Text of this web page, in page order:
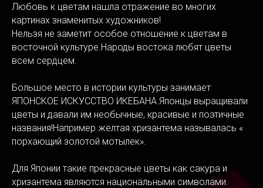
Любовь к цветам нашла отражение во многих
картинах знаменитых художников!
Нельзя не заметит особое отношение к цветам в
восточной культуре.Народы востока любят цветы
всем сердцем.
Большое место в истории культуры занимает
ЯПОНСКОЕ ИСКУССТВО ИКЕБАНА.Японцы выращивали
цветы и давали им необычные, красивые и поэтичные
названия!Например желтая хризантема называлась «
порхающий золотой мотылек».
Для Японии такие прекрасные цветы как сакура и
хризантема являются национальными символами.